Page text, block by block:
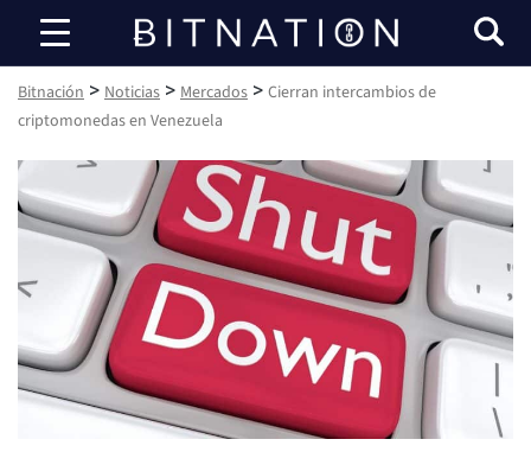
Bitnación
Bitnación > Noticias > Mercados > Cierran intercambios de
criptomonedas en Venezuela